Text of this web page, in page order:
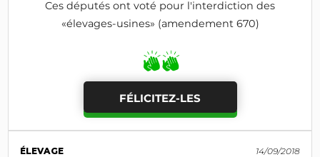
Ces députés ont voté pour l'interdiction des
«élevages-usines» (amendement 670)
FÉLICITEZ-LES
ÉLEVAGE 14/09/2018